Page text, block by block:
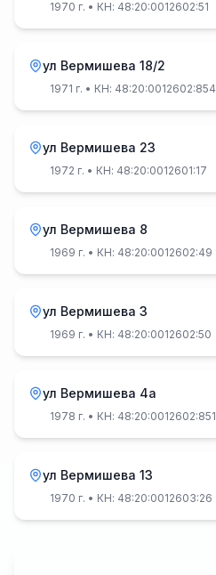
1970 г. • КН: 48:20:0012602:51
ул Вермишева 18/2
1971 г. • КН: 48:20:0012602:854
ул Вермишева 23
1972 г. • КН: 48:20:0012601:17
ул Вермишева 8
1969 г. • КН: 48:20:0012602:49
ул Вермишева 3
1969 г. • КН: 48:20:0012602:50
ул Вермишева 4а
1978 г. • КН: 48:20:0012602:851
ул Вермишева 13
1970 г. • КН: 48:20:0012603:26